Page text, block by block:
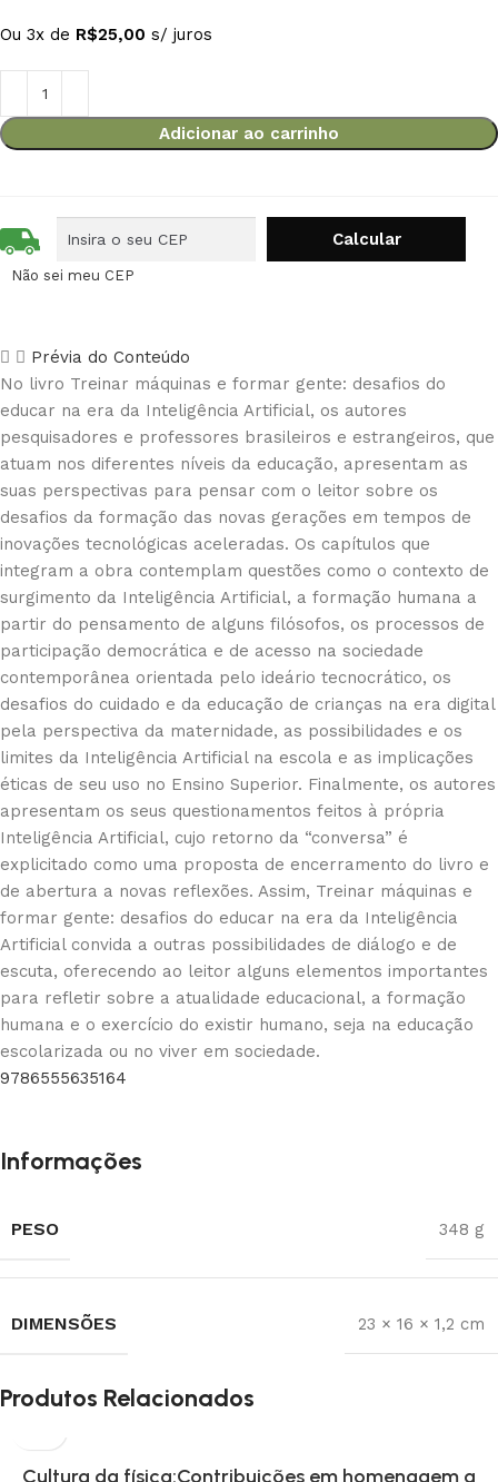
Ou 3x de R$25,00 s/ juros
Adicionar ao carrinho
Não sei meu CEP
Prévia do Conteúdo
No livro Treinar máquinas e formar gente: desafios do
educar na era da Inteligência Artificial, os autores
pesquisadores e professores brasileiros e estrangeiros, que
atuam nos diferentes níveis da educação, apresentam as
suas perspectivas para pensar com o leitor sobre os
desafios da formação das novas gerações em tempos de
inovações tecnológicas aceleradas. Os capítulos que
integram a obra contemplam questões como o contexto de
surgimento da Inteligência Artificial, a formação humana a
partir do pensamento de alguns filósofos, os processos de
participação democrática e de acesso na sociedade
contemporânea orientada pelo ideário tecnocrático, os
desafios do cuidado e da educação de crianças na era digital
pela perspectiva da maternidade, as possibilidades e os
limites da Inteligência Artificial na escola e as implicações
éticas de seu uso no Ensino Superior. Finalmente, os autores
apresentam os seus questionamentos feitos à própria
Inteligência Artificial, cujo retorno da “conversa” é
explicitado como uma proposta de encerramento do livro e
de abertura a novas reflexões. Assim, Treinar máquinas e
formar gente: desafios do educar na era da Inteligência
Artificial convida a outras possibilidades de diálogo e de
escuta, oferecendo ao leitor alguns elementos importantes
para refletir sobre a atualidade educacional, a formação
humana e o exercício do existir humano, seja na educação
escolarizada ou no viver em sociedade.
9786555635164
Informações
PESO 348 g
DIMENSÕES 23 × 16 × 1,2 cm
Produtos Relacionados
Cultura da física:Contribuições em homenagem a